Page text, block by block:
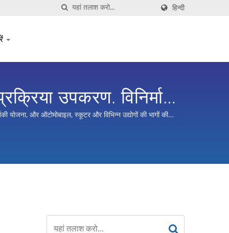
हिन्दी
उपकरण. विनिर्माण
योजना, और ऑटोमोबाइल, स्कूटर और विभिन्न उद्योगों की भागों की